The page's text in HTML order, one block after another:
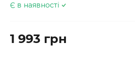
Є в наявності
1 993 грн